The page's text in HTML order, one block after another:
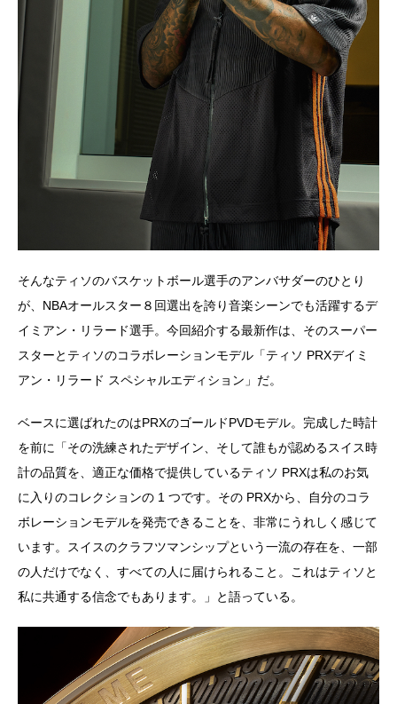
そんなティソのバスケットボール選手のアンバサダーのひとり
が、NBAオールスター８回選出を誇り音楽シーンでも活躍するデ
イミアン・リラード選手。今回紹介する最新作は、そのスーパー
スターとティソのコラボレーションモデル「ティソ PRXデイミ
アン・リラード スペシャルエディション」だ。
ベースに選ばれたのはPRXのゴールドPVDモデル。完成した時計
を前に「その洗練されたデザイン、そして誰もが認めるスイス時
計の品質を、適正な価格で提供しているティソ PRXは私のお気
に入りのコレクションの 1 つです。その PRXから、自分のコラ
ボレーションモデルを発売できることを、非常にうれしく感じて
います。スイスのクラフツマンシップという一流の存在を、一部
の人だけでなく、すべての人に届けられること。これはティソと
私に共通する信念でもあります。」と語っている。